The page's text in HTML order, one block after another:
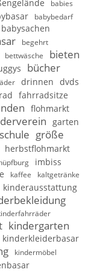
babies
babybedarf
babysachen
begehrt
bettwäsche bieten
bücher
drinnen dvds
fahrradsitze
flohmarkt
garten
größe
herbstflohmarkt
imbiss
kaffee kaltgetränke
kinderausstattung
kindergarten
kinderkleiderbasar
kindermöbel